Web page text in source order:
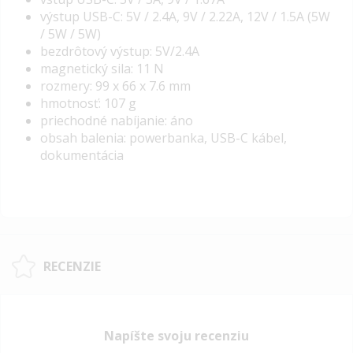
výstup USB-C: 5V / 2.4A, 9V / 2.22A, 12V / 1.5A (5W
/ 5W / 5W)
bezdrôtový výstup: 5V/2.4A
magnetický sila: 11 N
rozmery: 99 x 66 x 7.6 mm
hmotnosť: 107 g
priechodné nabíjanie: áno
obsah balenia: powerbanka, USB-C kábel,
dokumentácia
RECENZIE
Napíšte svoju recenziu